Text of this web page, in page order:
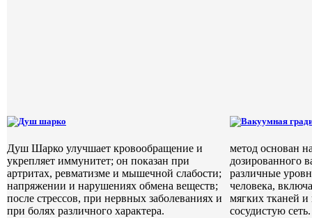
Душ шарко
Душ Шарко улучшает кровообращение и
укрепляет иммунитет; он показан при
артритах, ревматизме и мышечной слабости;
напряжении и нарушениях обмена веществ;
после стрессов, при нервных заболеваниях и
при болях различного характера.
Вакуумная
метод основан
дозированного
различные
человека,
мягких тканей
сосудистую сеть.